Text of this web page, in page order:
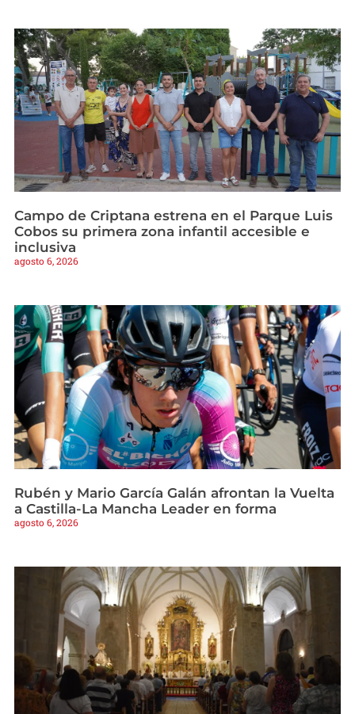
Campo de Criptana estrena en el Parque Luis
Cobos su primera zona infantil accesible e
inclusiva
agosto 6, 2026
Rubén y Mario García Galán afrontan la Vuelta
a Castilla-La Mancha Leader en forma
agosto 6, 2026